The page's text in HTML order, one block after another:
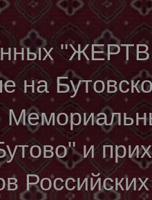
на
и